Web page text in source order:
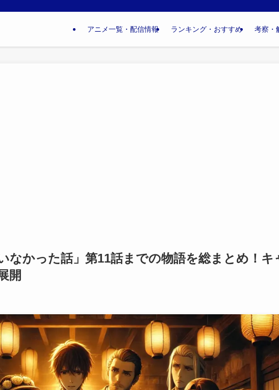
アニメ一覧・配信情報 ランキング・おすすめ 考察・
なかった話」第11話までの物語を総まとめ！キ
開